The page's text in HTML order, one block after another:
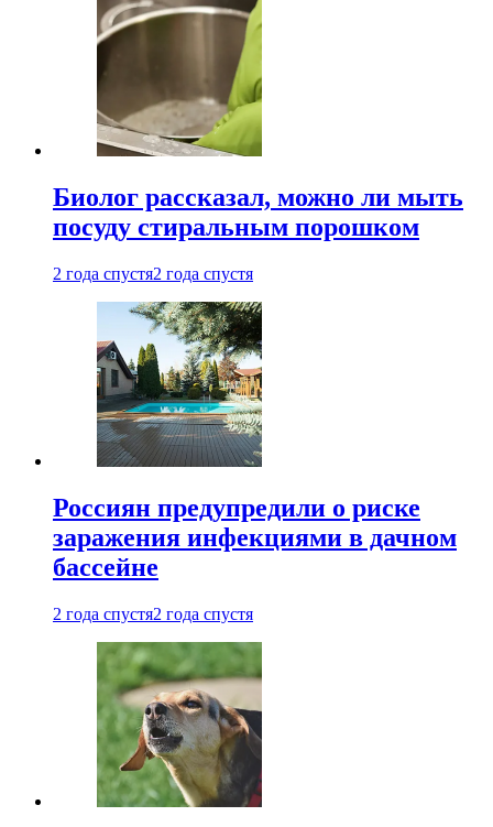
Биолог рассказал, можно ли мыть
посуду стиральным порошком
2 года спустя2 года спустя
Россиян предупредили о риске
заражения инфекциями в дачном
бассейне
2 года спустя2 года спустя